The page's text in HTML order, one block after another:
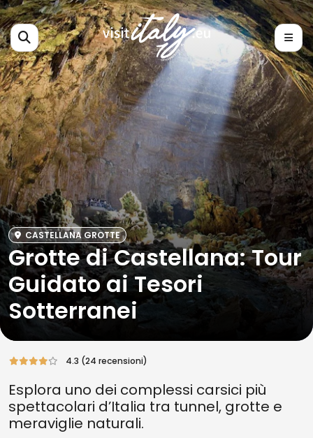
CASTELLANA GROTTE
Grotte di Castellana: Tour
Guidato ai Tesori
Sotterranei
4.3 (24 recensioni)
Esplora uno dei complessi carsici più
spettacolari d’Italia tra tunnel, grotte e
meraviglie naturali.